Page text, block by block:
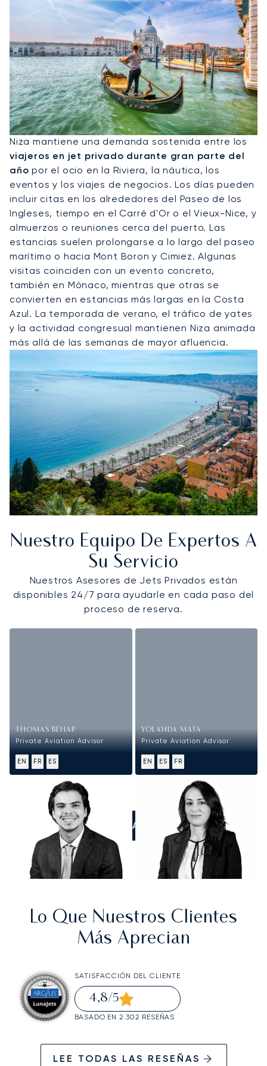
Alquile Un Jet Privado A Niza
Niza mantiene una demanda sostenida entre los
viajeros en jet privado durante gran parte del
año por el ocio en la Riviera, la náutica, los
eventos y los viajes de negocios. Los días pueden
incluir citas en los alrededores del Paseo de los
Ingleses, tiempo en el Carré d'Or o el Vieux-Nice, y
almuerzos o reuniones cerca del puerto. Las
estancias suelen prolongarse a lo largo del paseo
marítimo o hacia Mont Boron y Cimiez. Algunas
visitas coinciden con un evento concreto,
también en Mónaco, mientras que otras se
convierten en estancias más largas en la Costa
Azul. La temporada de verano, el tráfico de yates
y la actividad congresual mantienen Niza animada
más allá de las semanas de mayor afluencia.
Nuestro Equipo De Expertos A
Su Servicio
Nuestros Asesores de Jets Privados están
disponibles 24/7 para ayudarle en cada paso del
proceso de reserva.
THOMAS BEHAR
Private Aviation Advisor
EN FR ES
YOLANDA MATA
Private Aviation Advisor
EN ES FR
LLÁMANOS
Lo Que Nuestros Clientes
Más Aprecian
SATISFACCIÓN DEL CLIENTE
4,8/5
BASADO EN 2.302 RESEÑAS
LEE TODAS LAS RESEÑAS